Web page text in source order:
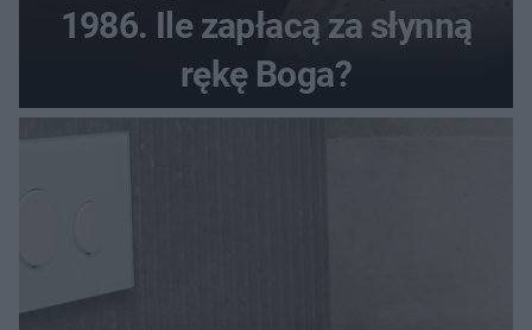
1986. Ile zapłacą za słynną
rękę Boga?